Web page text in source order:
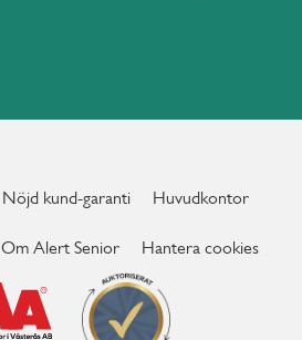
Nöjd kund-garanti Huvudkontor
Om Alert Senior Hantera cookies